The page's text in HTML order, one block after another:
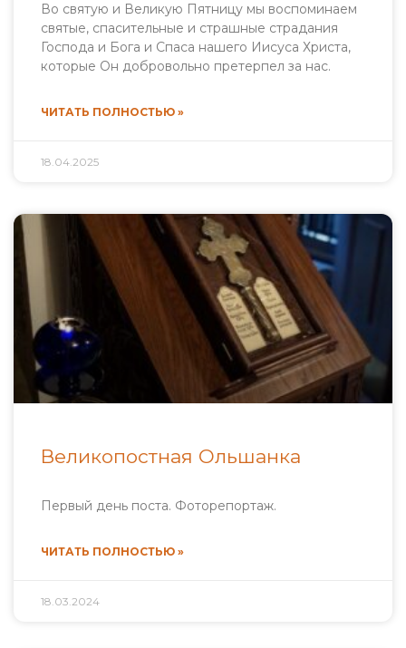
Во святую и Великую Пятницу мы воспоминаем
святые, спасительные и страшные страдания
Господа и Бога и Спаса нашего Иисуса Христа,
которые Он добровольно претерпел за нас.
ЧИТАТЬ ПОЛНОСТЬЮ »
18.04.2025
Великопостная Ольшанка
Первый день поста. Фоторепортаж.
ЧИТАТЬ ПОЛНОСТЬЮ »
18.03.2024